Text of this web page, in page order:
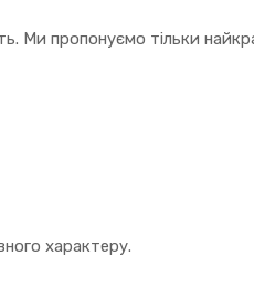
Ми пропонуємо тільки
характеру.